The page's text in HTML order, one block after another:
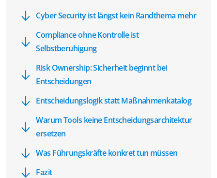
Cyber Security ist längst kein Randthema mehr
Compliance ohne Kontrolle ist
Selbstberuhigung
Risk Ownership: Sicherheit beginnt bei
Entscheidungen
Entscheidungslogik statt Maßnahmenkatalog
Warum Tools keine Entscheidungsarchitektur
ersetzen
Was Führungskräfte konkret tun müssen
Fazit